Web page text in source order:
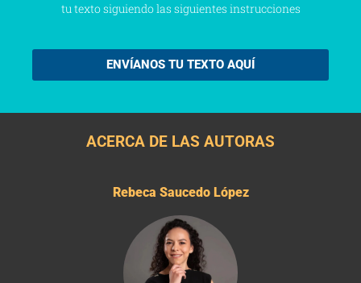
tu texto siguiendo las siguientes instrucciones
ENVÍANOS TU TEXTO AQUÍ
ACERCA DE LAS AUTORAS
Rebeca Saucedo López